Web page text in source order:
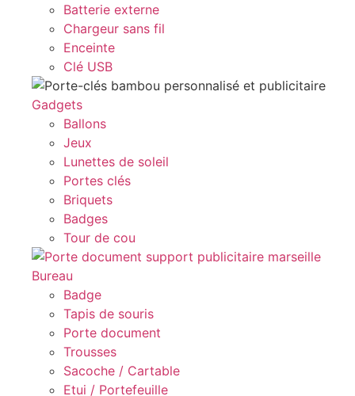
Batterie externe
Chargeur sans fil
Enceinte
Clé USB
Gadgets
Ballons
Jeux
Lunettes de soleil
Portes clés
Briquets
Badges
Tour de cou
Bureau
Badge
Tapis de souris
Porte document
Trousses
Sacoche / Cartable
Etui / Portefeuille